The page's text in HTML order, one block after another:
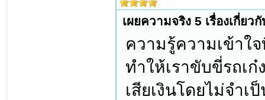
เผยความจริง 5 เรื่องเกี่ย
ความรู้ความเข้าใ
ทำให้เราขับขี่รถเ
เสียเงินโดยไม่จำเ